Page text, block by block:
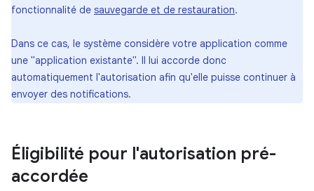
fonctionnalité de sauvegarde et de restauration.
Dans ce cas, le système considère votre application comme
une "application existante". Il lui accorde donc
automatiquement l'autorisation afin qu'elle puisse continuer à
envoyer des notifications.
Éligibilité pour l'autorisation pré-
accordée